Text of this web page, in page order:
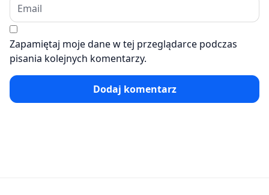
Zapamiętaj moje dane w tej przeglądarce podczas
pisania kolejnych komentarzy.
Dodaj komentarz